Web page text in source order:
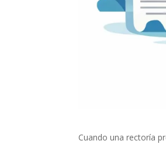
Cuando una rectoría